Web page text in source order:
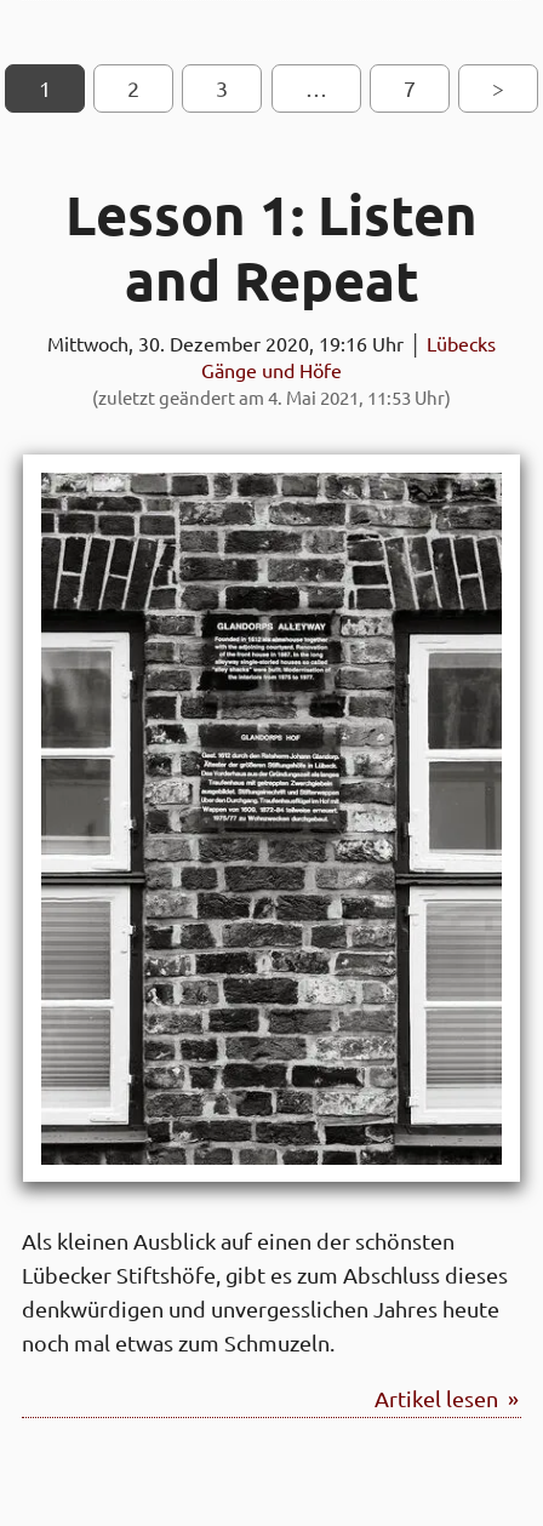
SEITEN-NAVIGATION
1 2 3 … 7 >
Lesson 1: Listen
and Repeat
Mittwoch, 30. Dezember 2020, 19:16 Uhr │ Lübecks
Gänge und Höfe
(zuletzt geändert am 4. Mai 2021, 11:53 Uhr)
Als kleinen Ausblick auf einen der schönsten
Lübecker Stiftshöfe, gibt es zum Abschluss dieses
denkwürdigen und unvergesslichen Jahres heute
noch mal etwas zum Schmuzeln.
Artikel lesen »